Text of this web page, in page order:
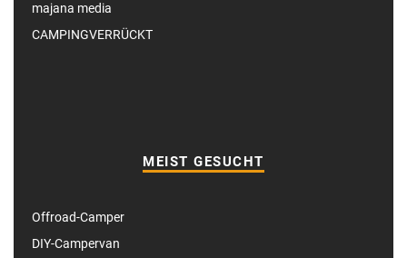
majana media
CAMPINGVERRÜCKT
MEIST GESUCHT
Offroad-Camper
DIY-Campervan